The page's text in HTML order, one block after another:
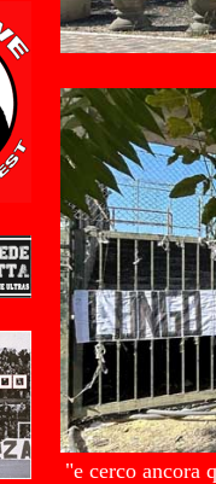
"e cerco ancora